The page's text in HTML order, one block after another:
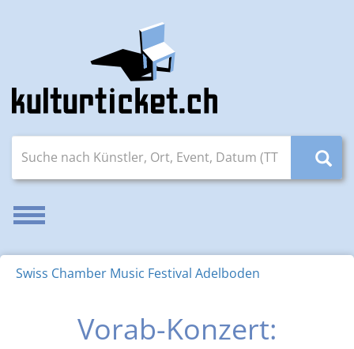
Navigation aktivieren/deaktivieren
Swiss Chamber Music Festival Adelboden
Vorab-Konzert: